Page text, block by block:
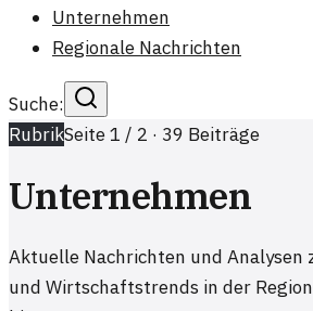
Unternehmen
Regionale Nachrichten
Suche:
RubrikSeite1 / 2 · 39 Beiträge
Unternehmen
Aktuelle Nachrichten und Analysen
und Wirtschaftstrends in der